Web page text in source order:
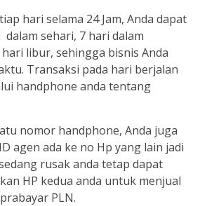
hari selama 24 Jam, Anda dapat
sehari, 7 hari dalam
libur, sehingga bisnis Anda
Transaksi pada hari berjalan
handphone anda tentang
nomor handphone, Anda juga
agen ada ke no Hp yang lain jadi
rusak anda tetap dapat
HP kedua anda untuk menjual
PLN.